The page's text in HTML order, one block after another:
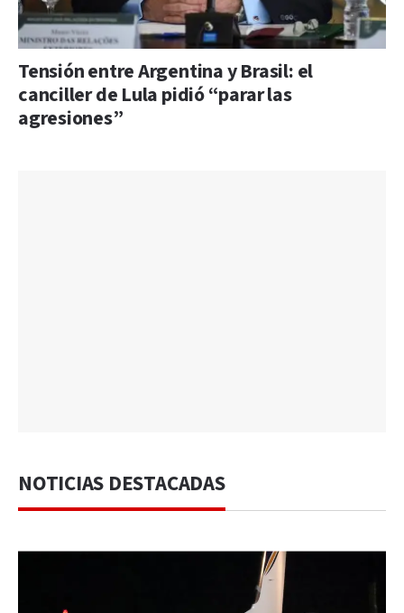
Tensión entre Argentina y Brasil: el
canciller de Lula pidió “parar las
agresiones”
NOTICIAS DESTACADAS